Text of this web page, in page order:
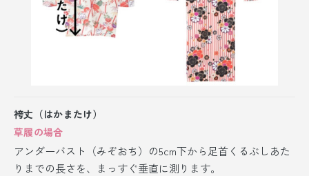
袴丈（はかまたけ）
草履の場合
アンダーバスト（みぞおち）の5cm下から足首くるぶしあた
りまでの長さを、まっすぐ垂直に測ります。